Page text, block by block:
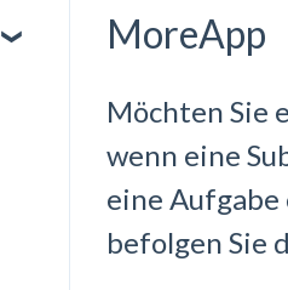
MoreApp
Möchten Sie
wenn eine
eine
befolgen Sie